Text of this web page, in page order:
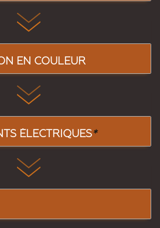
EN COULEUR
ÉLECTRIQUES*